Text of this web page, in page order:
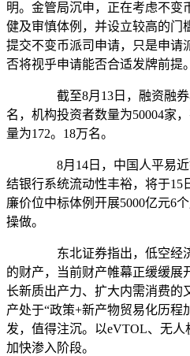
明。金管局沉申，正在考虑不变
健及审慎体例，并设立较高的门
提交不变币派司申请，只是申请
否将视乎申请能否合适发牌前提。
截至8月13日，融资融券
名，机构投资者数量为50004家
量为172。18万名。
8月14日，中国人平易近
结银行系统流动性丰裕，将于15
廉价位中标体例开展5000亿元6
操做。
东北证券指出，低空经
的财产，当前财产帷幕正缓缓展
长新质出产力、扩大内需消费的
产处于“政策+新产物贸易化历程
发，值得注沉。以eVTOL、无
加快渗入阶段。